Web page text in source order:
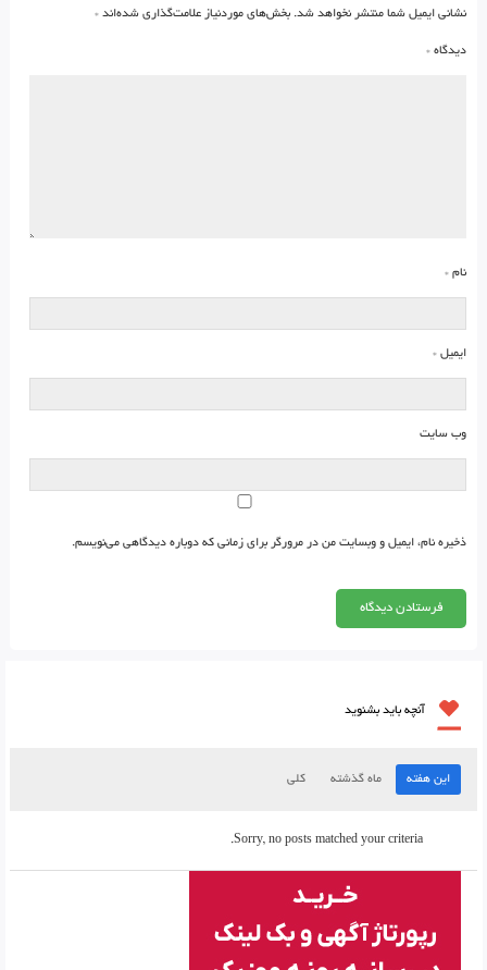
نشانی ایمیل شما منتشر نخواهد شد. بخش‌های موردنیاز علامت‌گذاری شده‌اند *
دیدگاه *
نام *
ایمیل *
وب‌ سایت
ذخیره نام، ایمیل و وبسایت من در مرورگر برای زمانی که دوباره دیدگاهی می‌نویسم.
آنچه باید بشنوید
این هفته ماه گذشته کلی
Sorry, no posts matched your criteria.